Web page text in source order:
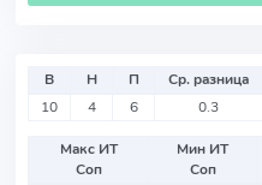
В Н П Ср. разница
10
4 6 0.3
Макс ИТ
Соп
Мин ИТ
Соп